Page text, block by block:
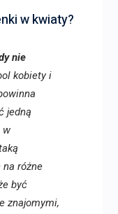
w kwiaty?
nie
kobiety i
jedną
w
różne
być
znajomymi,